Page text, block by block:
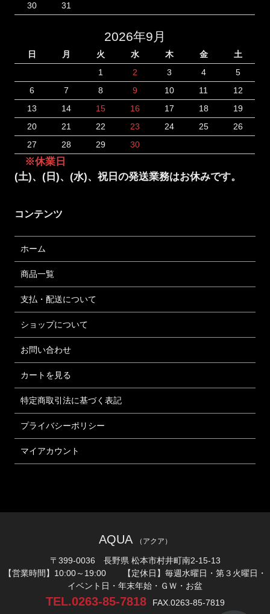
30
31
2026年9月
日 月 火 水 木 金
土
1
2 3 4
5
6
7 8 9 10 11
12
13
14 15 16 17 18
19
20
21 22 23 24 25
26
27
28 29 30
※休業日
(土)、(日)、(水)、祝日の発送業務はお休みです。
コンテンツ
ホーム
商品一覧
支払・配送について
ショップについて
お問い合わせ
カートを見る
特定商取引法に基づく表記
プライバシーポリシー
マイアカウント
AQUA （アクア）
〒399-0036 長野県 松本市村井町南2-15-13
【営業時間】10:00～19:00 【定休日】毎週水曜日・第３火曜日・
イベント日・年末年始・ＧＷ・お盆
TEL.0263-85-7818 FAX.0263-85-7819